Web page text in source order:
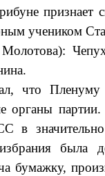
признает
учеником
Молотова):
что
органы
значительно
была
бумажку,